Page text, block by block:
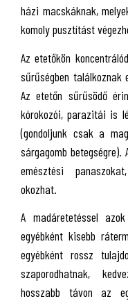
házi macskáknak,
komoly pusztítást
Az etetőkön
sűrűségben
Az etetőn sűrűsödő
kórokozói, parazitái is
(gondoljunk csak a
sárgagomb
emésztési
okozhat.
A madáretetéssel
egyébként kisebb
egyébként rossz
szaporodhatnak,
hosszabb távon az